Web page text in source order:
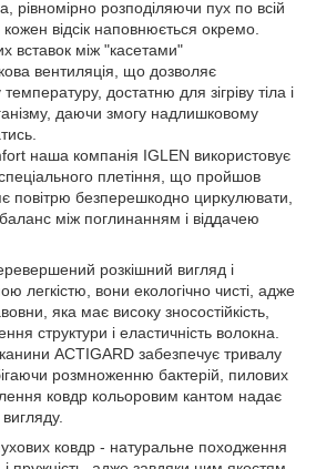
рівномірно розподіляючи пух по всій
відсік наповнюється окремо.
вставок між "касетами"
вентиляція, що дозволяє
достатню для зігріву тіла і
даючи змогу надлишковому
наша компанія IGLEN використовує
плетіння, що пройшов
повітрю безперешкодно циркулювати,
між поглинанням і віддачею
розкішний вигляд і
легкістю, вони екологічно чисті, адже
яка має високу зносостійкість,
структури і еластичність волокна.
AСTIGARD забезпечує тривалу
розмноженню бактерій, пилових
ковдр кольоровим кантом надає
ковдр - натуральне походження